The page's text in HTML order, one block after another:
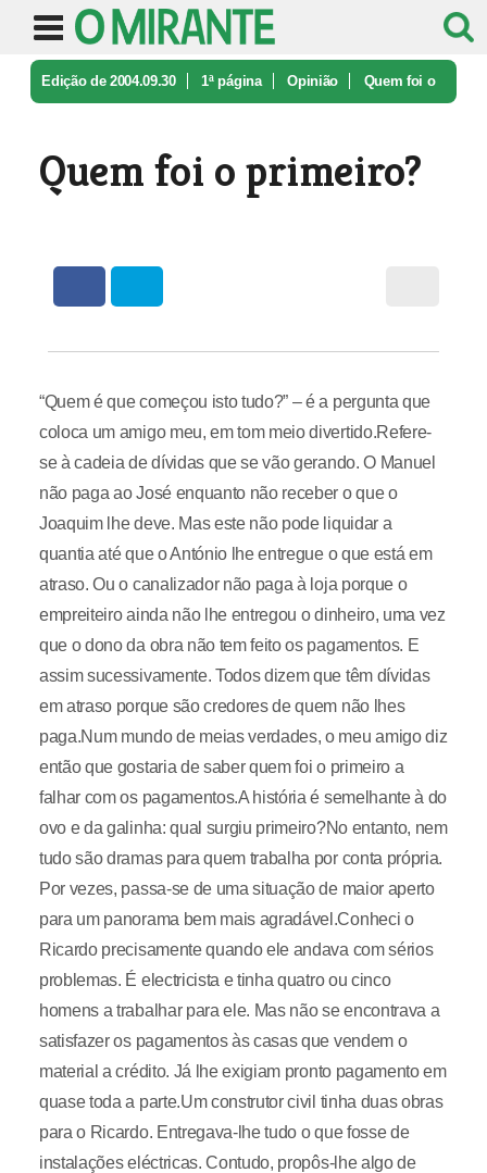
Edição de 2004.09.30 1ª página Opinião Quem foi o
Quem foi o primeiro?
“Quem é que começou isto tudo?” – é a pergunta que
coloca um amigo meu, em tom meio divertido.Refere-
se à cadeia de dívidas que se vão gerando. O Manuel
não paga ao José enquanto não receber o que o
Joaquim lhe deve. Mas este não pode liquidar a
quantia até que o António lhe entregue o que está em
atraso. Ou o canalizador não paga à loja porque o
empreiteiro ainda não lhe entregou o dinheiro, uma vez
que o dono da obra não tem feito os pagamentos. E
assim sucessivamente. Todos dizem que têm dívidas
em atraso porque são credores de quem não lhes
paga.Num mundo de meias verdades, o meu amigo diz
então que gostaria de saber quem foi o primeiro a
falhar com os pagamentos.A história é semelhante à do
ovo e da galinha: qual surgiu primeiro?No entanto, nem
tudo são dramas para quem trabalha por conta própria.
Por vezes, passa-se de uma situação de maior aperto
para um panorama bem mais agradável.Conheci o
Ricardo precisamente quando ele andava com sérios
problemas. É electricista e tinha quatro ou cinco
homens a trabalhar para ele. Mas não se encontrava a
satisfazer os pagamentos às casas que vendem o
material a crédito. Já lhe exigiam pronto pagamento em
quase toda a parte.Um construtor civil tinha duas obras
para o Ricardo. Entregava-lhe tudo o que fosse de
instalações eléctricas. Contudo, propôs-lhe algo de